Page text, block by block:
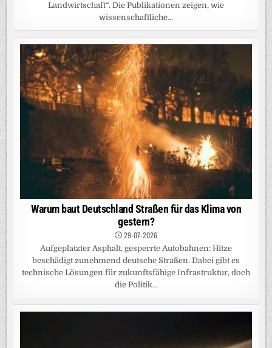
Landwirtschaft“. Die Publikationen zeigen, wie
wissenschaftliche...
Warum baut Deutschland Straßen für das Klima von
gestern?
29-07-2026
Aufgeplatzter Asphalt, gesperrte Autobahnen: Hitze
beschädigt zunehmend deutsche Straßen. Dabei gibt es
technische Lösungen für zukunftsfähige Infrastruktur, doch
die Politik...